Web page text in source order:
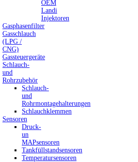
OEM
Landi
Injektoren
Gasphasenfilter
Gasschlauch
(LPG /
CNG)
Gassteuergeräte
Schlauch-
und
Rohrzubehör
Schlauch-
und
Rohrmontagehalterungen
Schlauchklemmen
Sensoren
Druck-
un
MAPsensoren
Tankfüllstandsensoren
Temperatursensoren